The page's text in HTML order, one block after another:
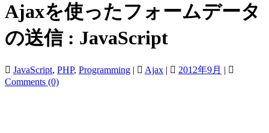
Ajaxを使ったフォームデータ
の送信 : JavaScript
JavaScript, PHP, Programming | Ajax | 2012年9月 |
Comments (0)